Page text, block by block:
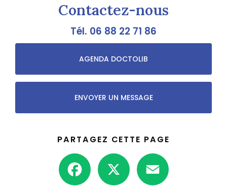
Contactez-nous
Tél. 06 88 22 71 86
AGENDA DOCTOLIB
ENVOYER UN MESSAGE
PARTAGEZ CETTE PAGE
Facebook